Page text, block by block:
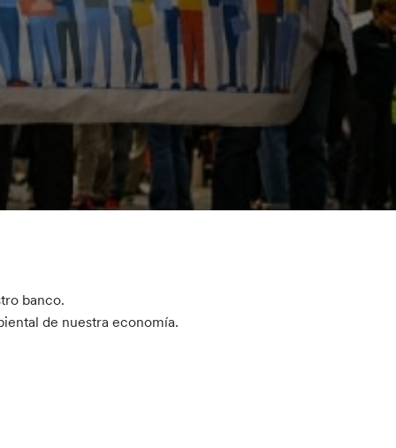
banco.
de nuestra economía.